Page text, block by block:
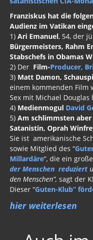
Franziskus hat die
Audienz im Vatikan
1)Ari Emanuel, 54, der
Bürgermeisters, Rahm
Stabschefs in Obamas
2) DerFilm-Producer,
3) Matt Damon,
einem kommenden Film
Sex mit Michael Douglas
4)MedienmogulDavid
5) Am schlimmsten aber
Satanistin, Oprah
Sie ist amerikanische
sowie Mitglied des “
Millardäre“, die ein
der Menschen reduziert
den Menschen”, sagt der
Dieser “Guten-Klub”
hier weiterlesen
Auch im